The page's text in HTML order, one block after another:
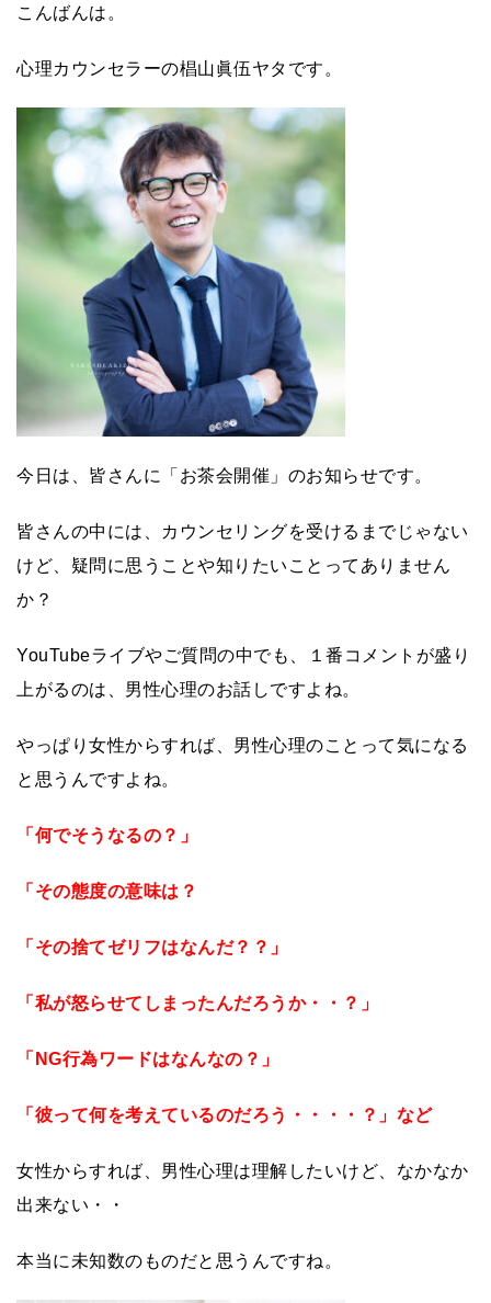
こんばんは。
心理カウンセラーの椙山眞伍ヤタです。
今日は、皆さんに「お茶会開催」のお知らせです。
皆さんの中には、カウンセリングを受けるまでじゃない
けど、疑問に思うことや知りたいことってありません
か？
YouTubeライブやご質問の中でも、１番コメントが盛り
上がるのは、男性心理のお話しですよね。
やっぱり女性からすれば、男性心理のことって気になる
と思うんですよね。
「何でそうなるの？」
「その態度の意味は？
「その捨てゼリフはなんだ？？」
「私が怒らせてしまったんだろうか・・？」
「 NG行為ワードはなんなの？」
「彼って何を考えているのだろう・・・・？」など
女性からすれば、男性心理は理解したいけど、なかなか
出来ない・・
本当に未知数のものだと思うんですね。